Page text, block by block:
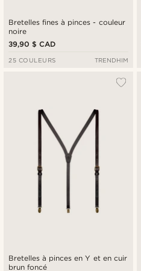
Bretelles fines à pinces - couleur
noire
39,90 $ CAD
25 COULEURS TRENDHIM
Bretelles à pinces en Y et en cuir
brun foncé